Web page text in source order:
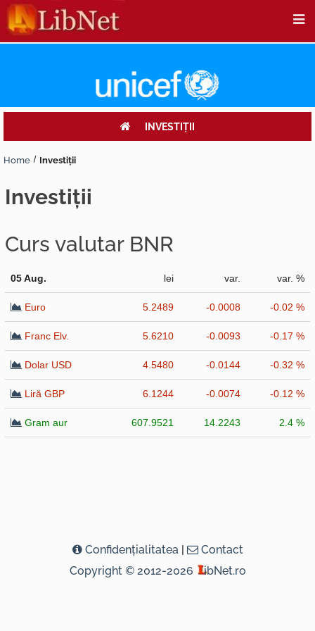
INVESTIŢII
Home Investiţii
investiţii
Curs valutar BNR
05 Aug. lei var. var. %
Euro 5.2489 -0.0008 -0.02 %
Franc Elv. 5.6210 -0.0093 -0.17 %
Dolar USD 4.5480 -0.0144 -0.32 %
Liră GBP 6.1244 -0.0074 -0.12 %
Gram aur 607.9521 14.2243 2.4 %
Confidenţialitatea |
Contact
Copyright © 2012-2026
ibNet.ro